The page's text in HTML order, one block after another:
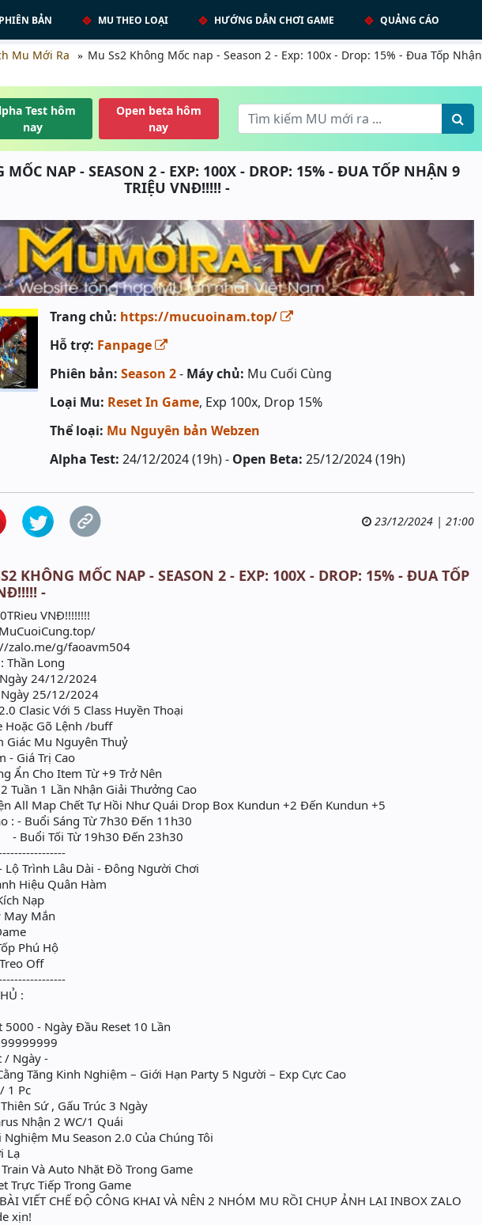
BẢN MU THEO LOẠI HƯỚNG DẪN CHƠI GAME QUẢNG CÁO
Mu Mới Ra
Mu Ss2 Không Mốc nap - Season 2 - Exp: 100x - Drop: 15% - Đua Tốp Nhận
Test hôm
nay
Open beta hôm
nay
MỐC NAP - SEASON 2 - EXP: 100X - DROP: 15% - ĐUA TỐP NHẬN 9
TRIỆU VNĐ!!!!! -
Trang chủ: https://mucuoinam.top/
Hỗ trợ: Fanpage
Phiên bản: Season 2- Máy chủ: Mu Cuối Cùng
Loại Mu: Reset In Game, Exp 100x, Drop 15%
Thể loại: Mu Nguyên bản Webzen
Alpha Test: 24/12/2024 (19h) - Open Beta: 25/12/2024 (19h)
23/12/2024 | 21:00
KHÔNG MỐC NAP - SEASON 2 - EXP: 100X - DROP: 15% - ĐUA TỐP
-
VNĐ!!!!!!!!
zalo.me/g/faoavm504
Thần Long
24/12/2024
25/12/2024
Clasic Với 5 Class Huyền Thoại
Hoặc Gõ Lệnh /buff
Giác Mu Nguyên Thuỷ
- Giá Trị Cao
Ẩn Cho Item Từ +9 Trở Nên
Tuần 1 Lần Nhận Giải Thưởng Cao
All Map Chết Tự Hồi Như Quái Drop Box Kundun +2 Đến Kundun +5
: - Buổi Sáng Từ 7h30 Đến 11h30
19h30 Đến 23h30
Trình Lâu Dài - Đông Người Chơi
Hiệu Quân Hàm
Nạp
Mắn
Phú Hộ
Off
:
- Ngày Đầu Reset 10 Lần
/ Ngày -
Tăng Kinh Nghiệm – Giới Hạn Party 5 Người – Exp Cực Cao
1 Pc
Sứ , Gấu Trúc 3 Ngày
Nhận 2 WC/1 Quái
Nghiệm Mu Season 2.0 Của Chúng Tôi
Lạ
Và Auto Nhặt Đồ Trong Game
Trực Tiếp Trong Game
VIẾT CHẾ ĐỘ CÔNG KHAI VÀ NÊN 2 NHÓM MU RỒI CHỤP ẢNH LẠI INBOX ZALO
xịn!